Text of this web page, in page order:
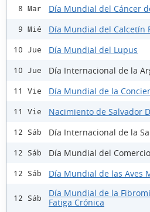
8 Mar Día Mundial del Cáncer
9 Mié Día Mundial del Calcetín
10 Jue Día Mundial del Lupus
10 Jue Día Internacional de la
11 Vie Día Mundial de la
11 Vie Nacimiento de Salvador
12 Sáb Día Internacional de la
12 Sáb Día Mundial del
12 Sáb Día Mundial de las Aves
12 Sáb
Día Mundial de la
Fatiga Crónica